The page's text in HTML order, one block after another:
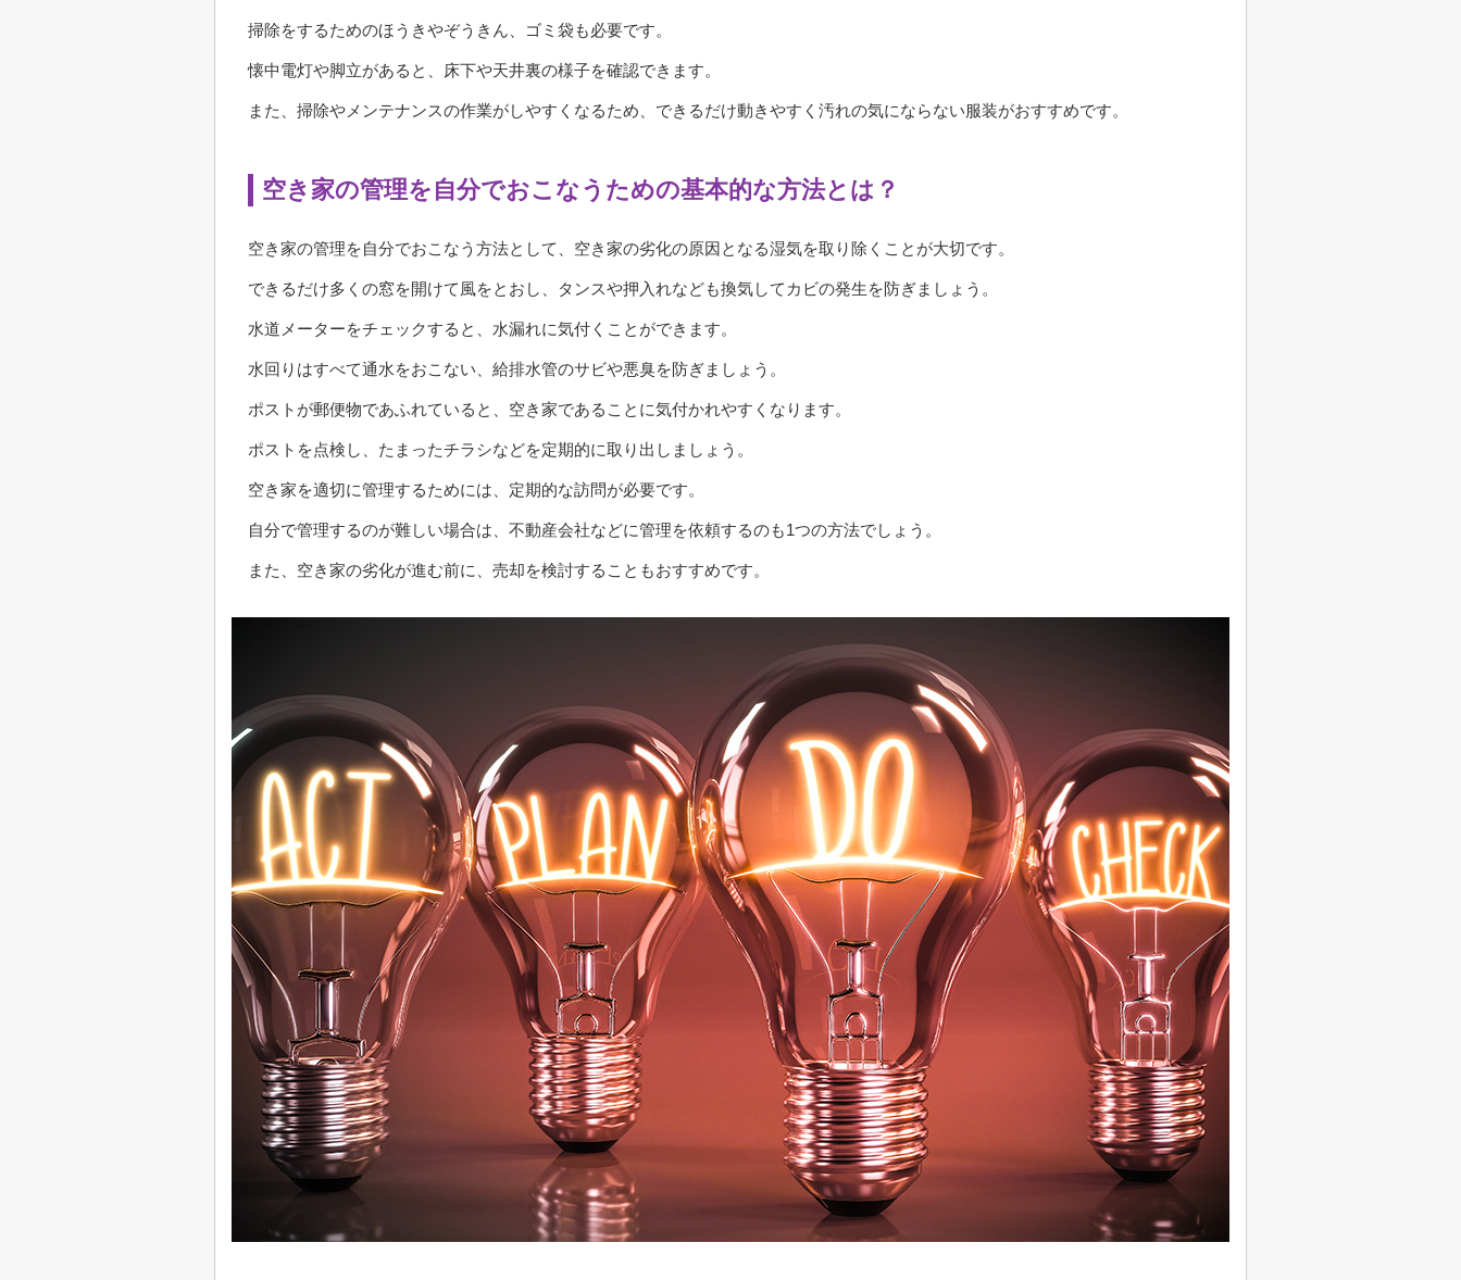
掃除をするためのほうきやぞうきん、ゴミ袋も必要です。
懐中電灯や脚立があると、床下や天井裏の様子を確認できます。
また、掃除やメンテナンスの作業がしやすくなるため、できるだけ動きやすく汚れの気にならない服装がおすすめです。
空き家の管理を自分でおこなうための基本的な方法とは？
空き家の管理を自分でおこなう方法として、空き家の劣化の原因となる湿気を取り除くことが大切です。
できるだけ多くの窓を開けて風をとおし、タンスや押入れなども換気してカビの発生を防ぎましょう。
水道メーターをチェックすると、水漏れに気付くことができます。
水回りはすべて通水をおこない、給排水管のサビや悪臭を防ぎましょう。
ポストが郵便物であふれていると、空き家であることに気付かれやすくなります。
ポストを点検し、たまったチラシなどを定期的に取り出しましょう。
空き家を適切に管理するためには、定期的な訪問が必要です。
自分で管理するのが難しい場合は、不動産会社などに管理を依頼するのも1つの方法でしょう。
また、空き家の劣化が進む前に、売却を検討することもおすすめです。